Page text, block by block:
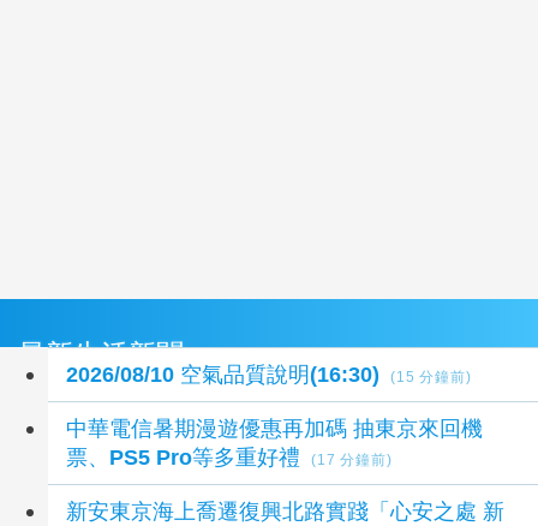
最新生活新聞
2026/08/10 空氣品質說明(16:30) (15 分鐘前)
中華電信暑期漫遊優惠再加碼 抽東京來回機
票、PS5 Pro等多重好禮
(17 分鐘前)
新安東京海上喬遷復興北路實踐「心安之處 新